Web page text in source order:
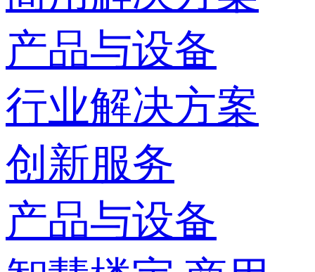
产品与设备
行业解决方案
创新服务
产品与设备